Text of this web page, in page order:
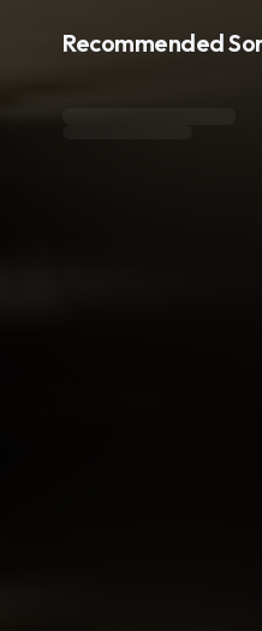
Recommended